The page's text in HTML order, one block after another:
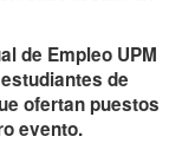
de Empleo UPM
de
ofertan puestos
evento.